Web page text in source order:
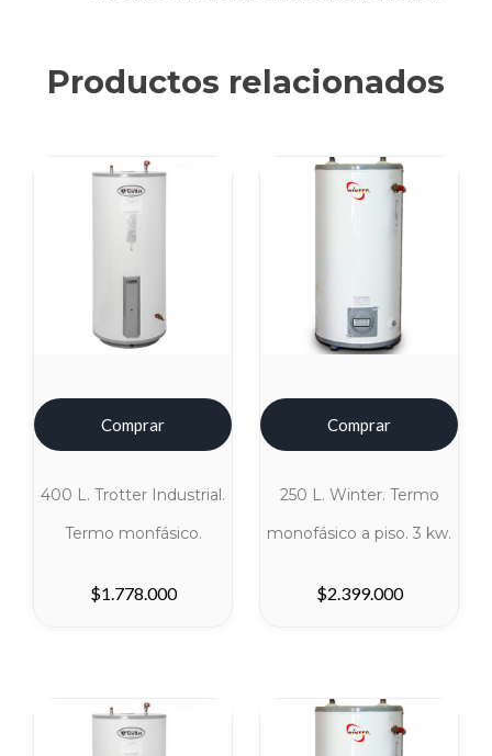
Productos relacionados
Comprar
400 L. Trotter Industrial.
Termo monfásico.
$1.778.000
Comprar
250 L. Winter. Termo
monofásico a piso. 3 kw.
$2.399.000